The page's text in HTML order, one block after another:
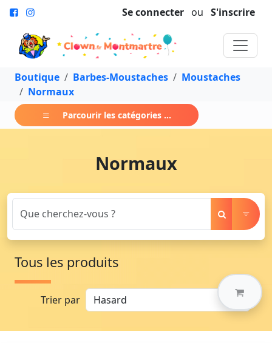
Se connecter ou S'inscrire
Boutique Barbes-Moustaches
Moustaches
Normaux
Parcourir les catégories ...
Normaux
Tous les produits
Trier par